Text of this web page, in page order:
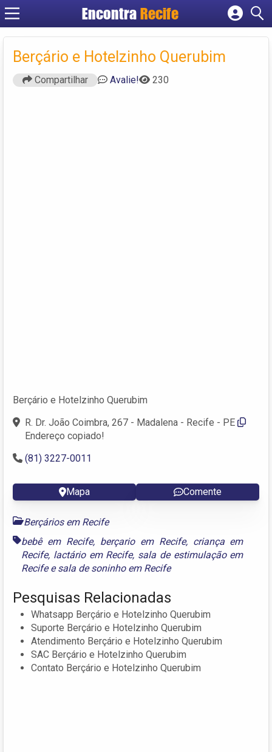
Encontra Recife
Cadastrar empresa
Criar conta
Berçário e Hotelzinho Querubim
Compartilhar Avalie! 230
Berçário e Hotelzinho Querubim
R. Dr. João Coimbra, 267 - Madalena - Recife - PE
Endereço copiado!
(81) 3227-0011
Mapa Comente
Berçários em Recife
bebê em Recife, berçario em Recife, criança em
Recife, lactário em Recife, sala de estimulação em
Recifeesala de soninho em Recife
Pesquisas Relacionadas
Whatsapp Berçário e Hotelzinho Querubim
Suporte Berçário e Hotelzinho Querubim
Atendimento Berçário e Hotelzinho Querubim
SAC Berçário e Hotelzinho Querubim
Contato Berçário e Hotelzinho Querubim